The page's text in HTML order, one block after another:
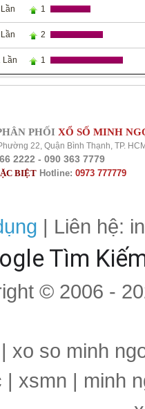
1
2
Lần 1
PHỐI XỔ SỐ MINH
22, Quận Bình Thạnh, TP.
2222 - 090 363 7779
BIỆT Hotline: 0973 777779
| Liên hệ:
Tìm
© 2006 -
xo so minh
| xsmn | minh